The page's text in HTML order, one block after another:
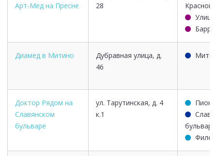
Арт-Мед на Пресне
28
Улица
Диамед в Митино
Дубравная улица, д.
46
Доктор Рядом на
Славянском
бульваре
ул. Тарутинская, д. 4
к.1
бульвар